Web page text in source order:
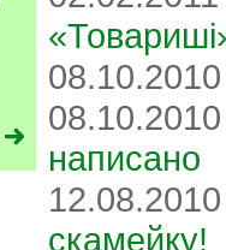
написано
скамейку!